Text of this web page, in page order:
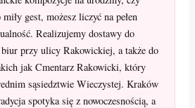
gest, możesz liczyć na pełen
Realizujemy dostawy do
przy ulicy Rakowickiej, a także do
jak Cmentarz Rakowicki, który
sąsiedztwie Wieczystej. Kraków
spotyka się z nowoczesnością, a